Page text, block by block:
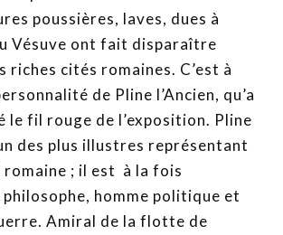
poussières, laves, dues à
Vésuve ont fait disparaître
riches cités romaines. C’est à
de Pline l’Ancien, qu’a
le fil rouge de l’exposition. Pline
des plus illustres représentant
romaine ; il est à la fois
homme politique et
Amiral de la flotte de